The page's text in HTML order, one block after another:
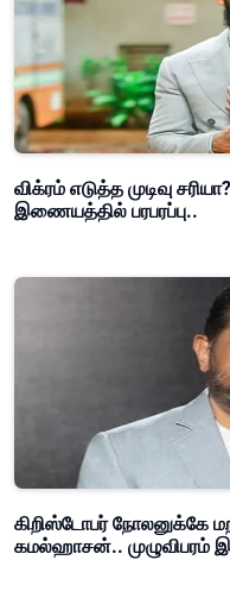
விக்ரம் எடுத்த முடிவு
இணையத்தில் பரபரப்பு..
கிறிஸ்டோபர் நோலனுக்கே
கமல்ஹாசன்.. முழுவிபரம்